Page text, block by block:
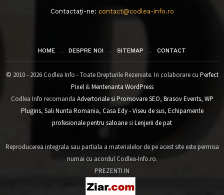
Contactați-ne: contact@codlea-info.ro
HOME DESPRE NOI SITEMAP CONTACT
© 2010 - 2026 Codlea Info - Toate Drepturile Rezervate. In colaborare cu Perfect
Pixel&Mentenanta WordPress
Codlea Info recomanda Advertoriale si Promovare SEO, Brasov Events, WP
Plugins, Sali Nunta Romania, Casa Edy - Viseu de sus, Echipamente
profesionale pentru saloanesi Lenjerii de pat
Reproducerea integrala sau partiala a materialelor de pe acest site este permisa
numai cu acordul Codlea-Info.ro.
PREZENTI IN